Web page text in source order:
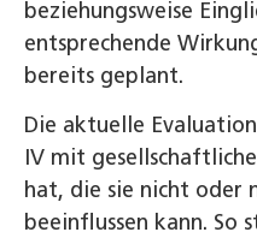
beziehungsweise
entsprechende
bereits geplant.
Die aktuelle
IV mit
hat, die sie nicht oder
beeinflussen kann. So